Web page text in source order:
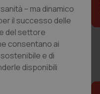
– ma dinamico
il successo delle
del settore
consentano ai
e di
disponibili